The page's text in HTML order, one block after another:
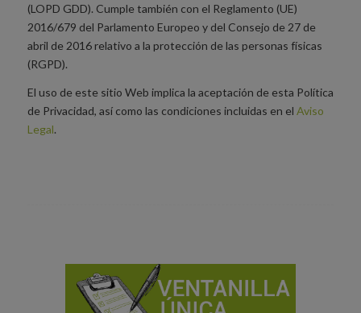
(LOPD GDD). Cumple también con el Reglamento (UE)
2016/679 del Parlamento Europeo y del Consejo de 27 de
abril de 2016 relativo a la protección de las personas físicas
(RGPD).
El uso de este sitio Web implica la aceptación de esta Política
de Privacidad, así como las condiciones incluidas en el Aviso
Legal.